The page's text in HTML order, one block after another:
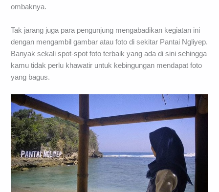
ombaknya.
Tak jarang juga para pengunjung mengabadikan kegiatan ini
dengan mengambil gambar atau foto di sekitar Pantai Ngliyep.
Banyak sekali spot-spot foto terbaik yang ada di sini sehingga
kamu tidak perlu khawatir untuk kebingungan mendapat foto
yang bagus.